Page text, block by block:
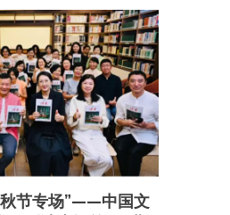
秋节专场”——中国文